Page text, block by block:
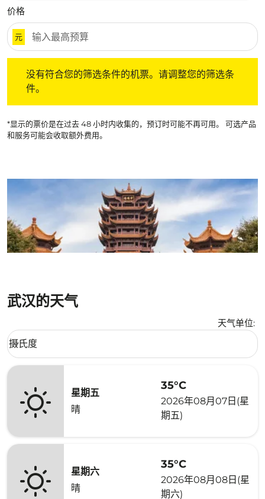
价格
元
没有符合您的筛选条件的机票。请调整您的筛选条
件。
*显示的票价是在过去 48 小时内收集的，预订时可能不再可用。 可选产品
和服务可能会收取额外费用。
武汉的天气
天气单位:
Weather unit option 摄氏度 Selected
摄氏度
keyboard_arrow_down
星期五
晴
35°C
2026年08月07日(星
期五)
星期六
晴
35°C
2026年08月08日(星
期六)